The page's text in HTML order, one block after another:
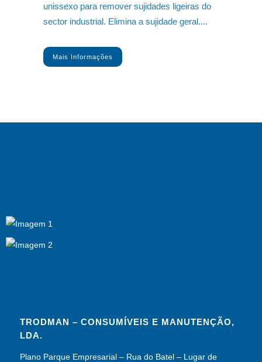
unissexo para remover sujidades ligeiras do
sector industrial. Elimina a sujidade geral....
Mais Informações
TRODMAN – CONSUMÍVEIS E MANUTENÇÃO,
LDA.
Plano Parque Empresarial – Rua do Batel – Lugar de